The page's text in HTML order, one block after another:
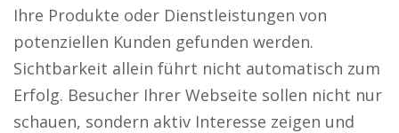
Ihre Produkte oder Dienstleistungen von
potenziellen Kunden gefunden werden.
Sichtbarkeit allein führt nicht automatisch zum
Erfolg. Besucher Ihrer Webseite sollen nicht nur
schauen, sondern aktiv Interesse zeigen und